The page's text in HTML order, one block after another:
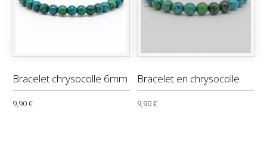
Bracelet chrysocolle 6mm
9,90 €
Bracelet en chrysocolle
9,90 €